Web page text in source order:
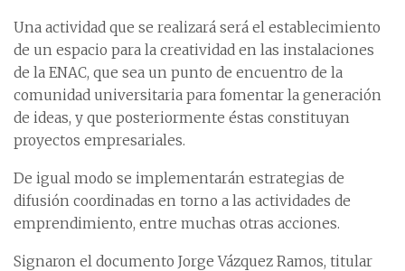
Una actividad que se realizará será el establecimiento
de un espacio para la creatividad en las instalaciones
de la ENAC, que sea un punto de encuentro de la
comunidad universitaria para fomentar la generación
de ideas, y que posteriormente éstas constituyan
proyectos empresariales.
De igual modo se implementarán estrategias de
difusión coordinadas en torno a las actividades de
emprendimiento, entre muchas otras acciones.
Signaron el documento Jorge Vázquez Ramos, titular